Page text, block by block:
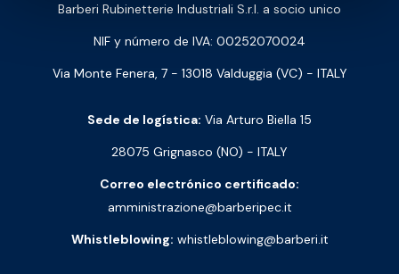
Barberi Rubinetterie Industriali S.r.l. a socio unico
NIF y número de IVA: 00252070024
Via Monte Fenera, 7 - 13018 Valduggia (VC) - ITALY
Sede de logística: Via Arturo Biella 15
28075 Grignasco (NO) - ITALY
Correo electrónico certificado:
amministrazione@barberipec.it
Whistleblowing: whistleblowing@barberi.it